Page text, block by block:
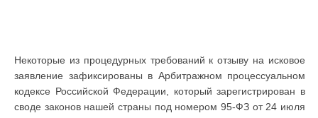
Некоторые из процедурных требований к отзыву на исковое
заявление зафиксированы в Арбитражном процессуальном
кодексе Российской Федерации, который зарегистрирован в
своде законов нашей страны под номером 95-ФЗ от 24 июля